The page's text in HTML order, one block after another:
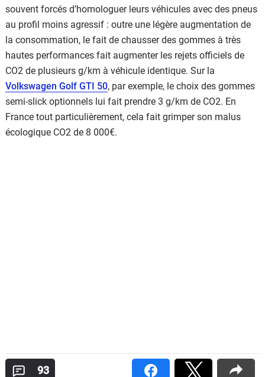
souvent forcés d’homologuer leurs véhicules avec des pneus
au profil moins agressif : outre une légère augmentation de
la consommation, le fait de chausser des gommes à très
hautes performances fait augmenter les rejets officiels de
CO2 de plusieurs g/km à véhicule identique. Sur la
Volkswagen Golf GTI 50, par exemple, le choix des gommes
semi-slick optionnels lui fait prendre 3 g/km de CO2. En
France tout particulièrement, cela fait grimper son malus
écologique CO2 de 8 000€.
93